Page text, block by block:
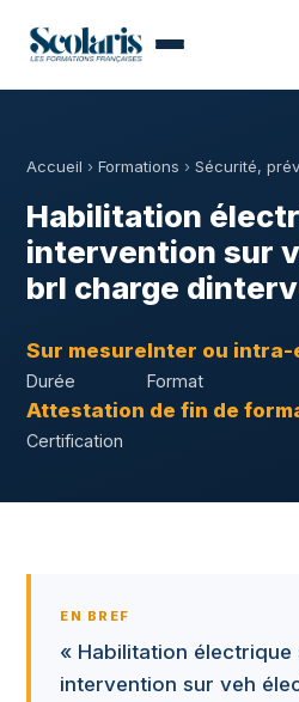
Accueil › Formations › Sécurité,
Habilitation
intervention sur
brl charge
Sur mesure
Durée
Inter ou
Format
Attestation de fin de
Certification
EN BREF
« Habilitation
intervention sur veh